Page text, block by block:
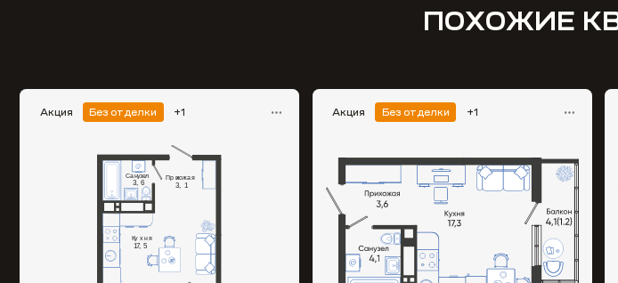
ПОХОЖИЕ
Акция Без отделки +1 Акция Без отделки +1